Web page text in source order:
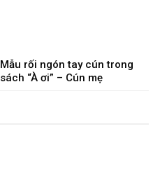
Mẫu rối ngón tay cún trong
sách “À ơi” – Cún mẹ